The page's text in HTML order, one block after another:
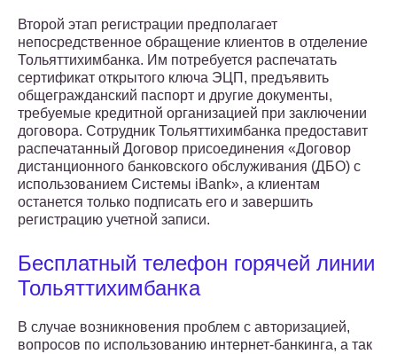
Второй этап регистрации предполагает
непосредственное обращение клиентов в отделение
Тольяттихимбанка. Им потребуется распечатать
сертификат открытого ключа ЭЦП, предъявить
общегражданский паспорт и другие документы,
требуемые кредитной организацией при заключении
договора. Сотрудник Тольяттихимбанка предоставит
распечатанный Договор присоединения «Договор
дистанционного банковского обслуживания (ДБО) с
использованием Системы iBank», а клиентам
останется только подписать его и завершить
регистрацию учетной записи.
Бесплатный телефон горячей линии
Тольяттихимбанка
В случае возникновения проблем с авторизацией,
вопросов по использованию интернет-банкинга, а так